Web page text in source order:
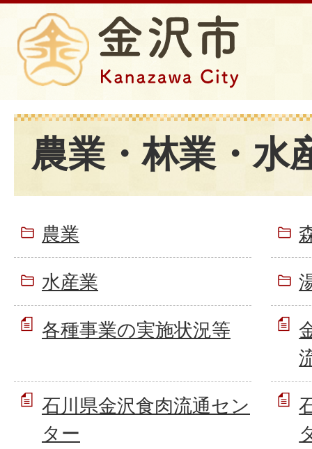
農業・林業・水
農業
水産業
各種事業の実施状況等
石川県金沢食肉流通セン
ター